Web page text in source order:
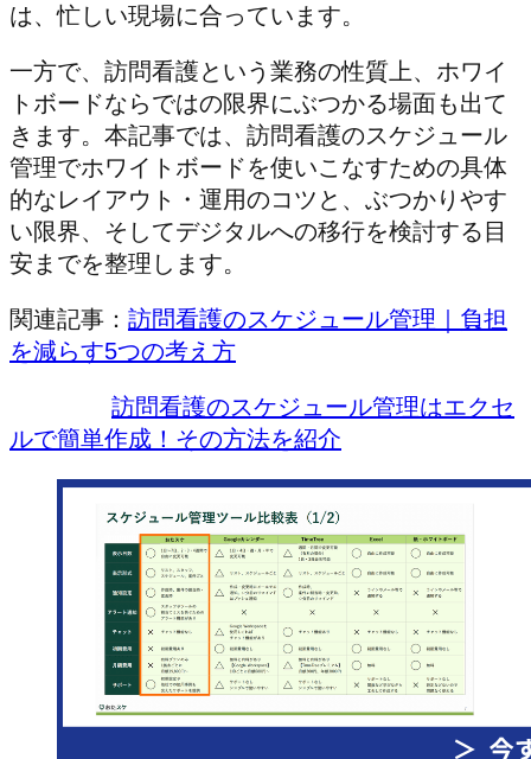
は、忙しい現場に合っています。
一方で、訪問看護という業務の性質上、ホワイ
トボードならではの限界にぶつかる場面も出て
きます。本記事では、訪問看護のスケジュール
管理でホワイトボードを使いこなすための具体
的なレイアウト・運用のコツと、ぶつかりやす
い限界、そしてデジタルへの移行を検討する目
安までを整理します。
関連記事： 訪問看護のスケジュール管理｜負担
を減らす5つの考え方
訪問看護のスケジュール管理はエクセ
ルで簡単作成！その方法を紹介